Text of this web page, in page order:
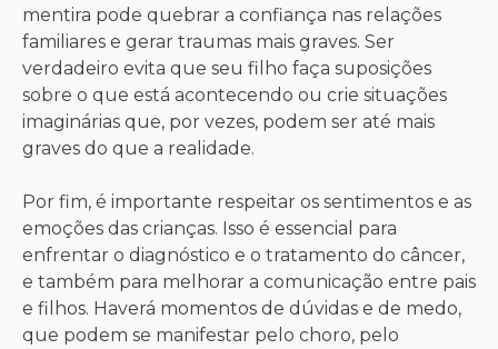
mentira pode quebrar a confiança nas relações
familiares e gerar traumas mais graves. Ser
verdadeiro evita que seu filho faça suposições
sobre o que está acontecendo ou crie situações
imaginárias que, por vezes, podem ser até mais
graves do que a realidade.
Por fim, é importante respeitar os sentimentos e as
emoções das crianças. Isso é essencial para
enfrentar o diagnóstico e o tratamento do câncer,
e também para melhorar a comunicação entre pais
e filhos. Haverá momentos de dúvidas e de medo,
que podem se manifestar pelo choro, pelo